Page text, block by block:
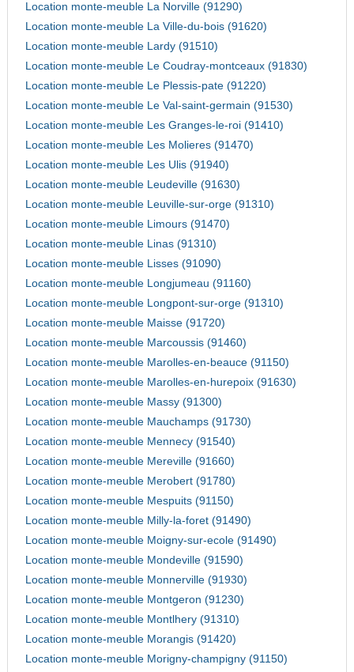
Location monte-meuble La Norville (91290)
Location monte-meuble La Ville-du-bois (91620)
Location monte-meuble Lardy (91510)
Location monte-meuble Le Coudray-montceaux (91830)
Location monte-meuble Le Plessis-pate (91220)
Location monte-meuble Le Val-saint-germain (91530)
Location monte-meuble Les Granges-le-roi (91410)
Location monte-meuble Les Molieres (91470)
Location monte-meuble Les Ulis (91940)
Location monte-meuble Leudeville (91630)
Location monte-meuble Leuville-sur-orge (91310)
Location monte-meuble Limours (91470)
Location monte-meuble Linas (91310)
Location monte-meuble Lisses (91090)
Location monte-meuble Longjumeau (91160)
Location monte-meuble Longpont-sur-orge (91310)
Location monte-meuble Maisse (91720)
Location monte-meuble Marcoussis (91460)
Location monte-meuble Marolles-en-beauce (91150)
Location monte-meuble Marolles-en-hurepoix (91630)
Location monte-meuble Massy (91300)
Location monte-meuble Mauchamps (91730)
Location monte-meuble Mennecy (91540)
Location monte-meuble Mereville (91660)
Location monte-meuble Merobert (91780)
Location monte-meuble Mespuits (91150)
Location monte-meuble Milly-la-foret (91490)
Location monte-meuble Moigny-sur-ecole (91490)
Location monte-meuble Mondeville (91590)
Location monte-meuble Monnerville (91930)
Location monte-meuble Montgeron (91230)
Location monte-meuble Montlhery (91310)
Location monte-meuble Morangis (91420)
Location monte-meuble Morigny-champigny (91150)